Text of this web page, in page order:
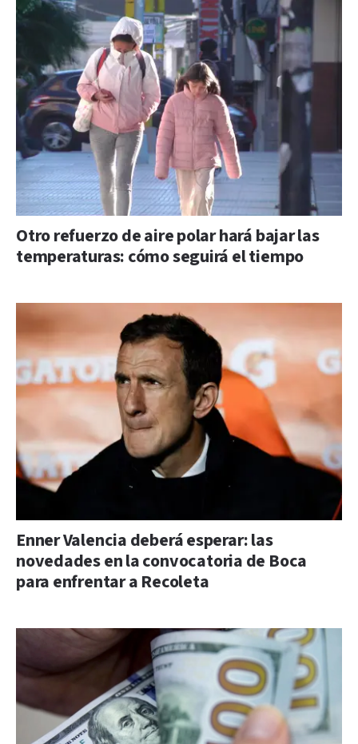
Otro refuerzo de aire polar hará bajar las
temperaturas: cómo seguirá el tiempo
Enner Valencia deberá esperar: las
novedades en la convocatoria de Boca
para enfrentar a Recoleta